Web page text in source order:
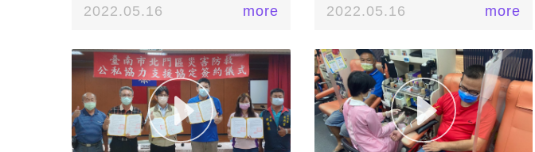
2022.05.16
more
2022.05.16
more